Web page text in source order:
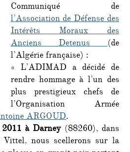
Communiqué de
l’Association de Défense des
Intérêts Moraux des
Anciens Detenus(de
l’Algérie française) :
« L’ADIMAD a décidé de
rendre hommage à l’un des
plus prestigieux chefs de
l’Organisation Armée
ARGOUD.
à Darney (88260), dans
Vittel, nous scellerons sur la